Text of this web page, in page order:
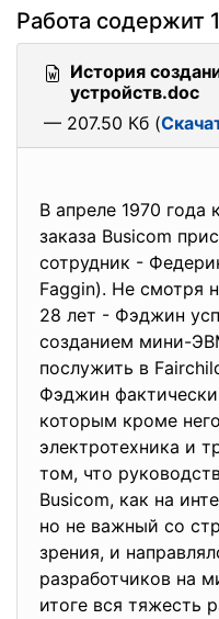
Работа содержит
История
устройств.doc
— 207.50 Кб (
В апреле 1970 года
заказа Busicom
сотрудник -
Faggin). Не смотря
28 лет - Фэджин
созданием мини-
послужить в
Фэджин фактически
которым кроме
электротехника и
том, что
Busicom, как на
но не важный со
зрения, и
разработчиков на
итоге вся тяжесть